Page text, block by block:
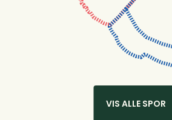
VIS ALLE SPOR